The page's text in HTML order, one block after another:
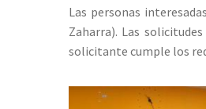
Las personas
Zaharra). Las
solicitante cumple los